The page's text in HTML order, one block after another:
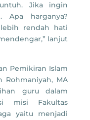
Jika ingin
Apa harganya?
rendah hati
lanjut
Pemikiran Islam
Rohmaniyah, MA
guru dalam
misi Fakultas
yaitu menjadi